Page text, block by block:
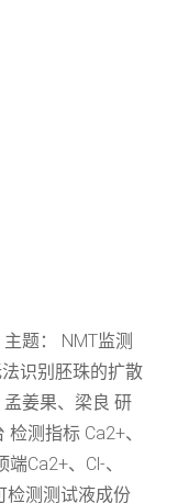
题： NMT监测
识别胚珠的扩散
姜果、梁良 研
测指标 Ca2+、
Ca2+、Cl-、
检测测试液成份